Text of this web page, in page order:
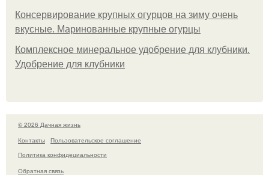
Консервирование крупных огурцов на зиму очень
вкусные. Маринованные крупные огурцы
Комплексное минеральное удобрение для клубники.
Удобрение для клубники
© 2026 Дачная жизнь
Контакты
Пользовательское соглашение
Политика конфидециальности
Обратная связь